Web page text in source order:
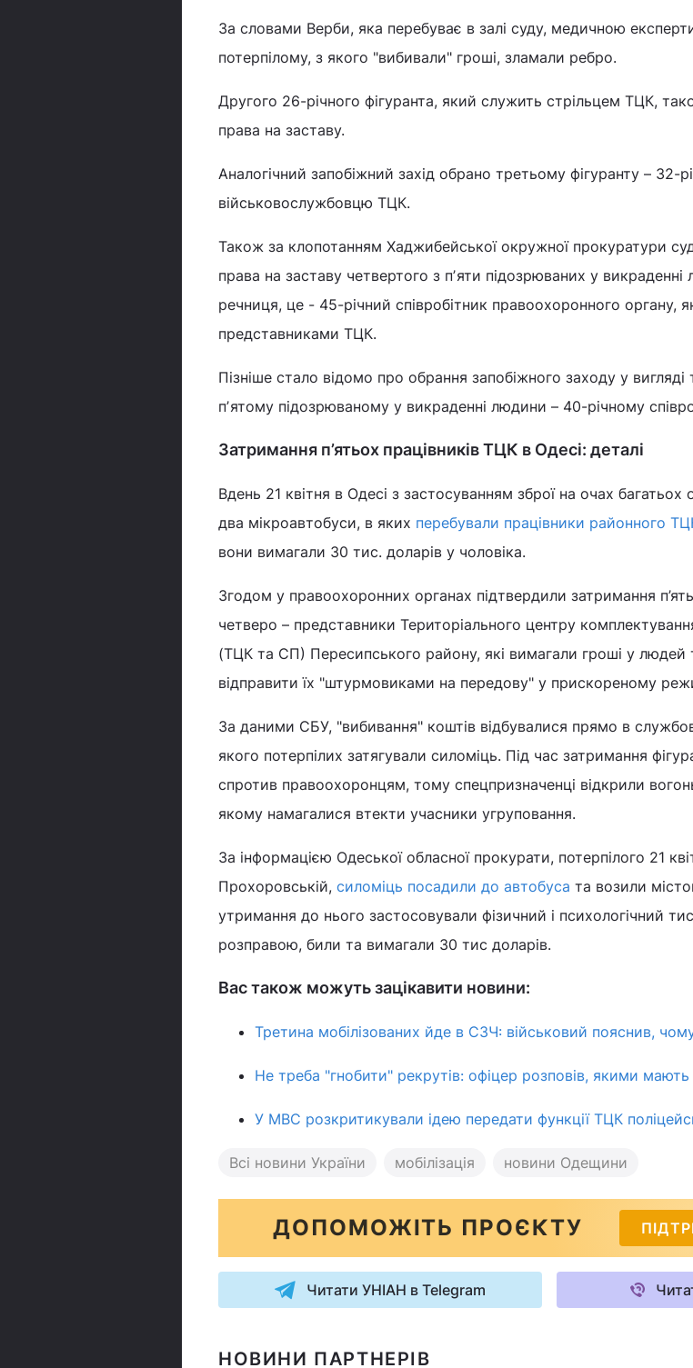
За словами Верби, яка перебуває в залі суду, медичною
потерпілому, з якого "вибивали" гроші, зламали ребро.
Другого 26-річного фігуранта, який служить стрільцем ТЦК,
права на заставу.
Аналогічний запобіжний захід обрано третьому фігуранту – 32-
військовослужбовцю ТЦК.
Також за клопотанням Хаджибейської окружної прокуратури
права на заставу четвертого з пʼяти підозрюваних у
речниця, це - 45-річний співробітник правоохоронного органу,
представниками ТЦК.
Пізніше стало відомо про обрання запобіжного заходу у
пʼятому підозрюваному у викраденні людини – 40-річному
Затримання п’ятьох працівників ТЦК в Одесі: деталі
Вдень 21 квітня в Одесі з застосуванням зброї на очах
два мікроавтобуси, в яких перебували працівники районного
вони вимагали 30 тис. доларів у чоловіка.
Згодом у правоохоронних органах підтвердили затримання
четверо – представники Територіального центру
(ТЦК та СП) Пересипського району, які вимагали гроші у людей
відправити їх "штурмовиками на передову" у прискореному
За даними СБУ, "вибивання" коштів відбувалися прямо в
якого потерпілих затягували силоміць. Під час затримання
спротив правоохоронцям, тому спецпризначенці відкрили
якому намагалися втекти учасники угруповання.
За інформацією Одеської обласної прокурати, потерпілого 21
Прохоровській, силоміць посадили до автобуса та возили
утримання до нього застосовували фізичний і психологічний
розправою, били та вимагали 30 тис доларів.
Вас також можуть зацікавити новини:
Третина мобілізованих йде в СЗЧ: військовий пояснив,
Не треба "гнобити" рекрутів: офіцер розповів, якими мають
У МВС розкритикували ідею передати функції ТЦК
Всі новини України мобілізація новини Одещини
ДОПОМОЖІТЬ ПРОЄКТУ
Читати УНІАН в Telegram
НОВИНИ ПАРТНЕРІВ